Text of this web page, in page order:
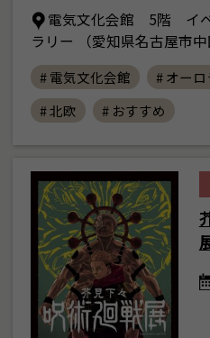
電気文化会館 5階 イ
ラリー （愛知県名古屋市中
# 電気文化会館
# オー
# 北欧
# おすすめ